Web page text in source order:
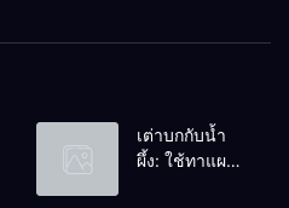
เต่าบกกับน้ำ
ผึ้ง: ใช้ทาแผล